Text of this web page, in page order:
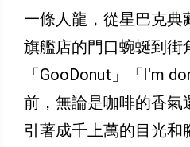
一條人龍，從星巴克典
旗艦店的門口蜿蜒到街
「GooDonut」「I'm
前，無論是咖啡的香氣
引著成千上萬的目光和